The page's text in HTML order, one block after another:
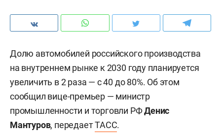
Долю автомобилей российского производства
на внутреннем рынке к 2030 году планируется
увеличить в 2 раза — с 40 до 80%. Об этом
сообщил вице-премьер — министр
промышленности и торговли РФДенис
Мантуров, передаетТАСС.